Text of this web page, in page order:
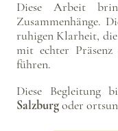
Diese Arbeit
Zusammenhänge.
ruhigen Klarheit,
mit echter
führen.
Diese
Salzburgoder